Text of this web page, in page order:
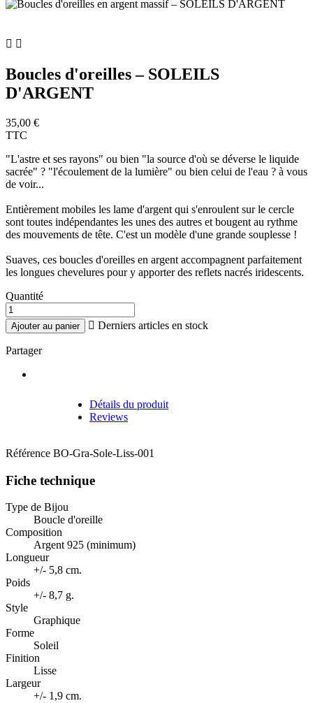
 
Boucles d'oreilles – SOLEILS
D'ARGENT
35,00 €
TTC
"L'astre et ses rayons" ou bien "la source d'où se déverse le liquide
sacrée" ? "l'écoulement de la lumière" ou bien celui de l'eau ? à vous
de voir...
Entièrement mobiles les lame d'argent qui s'enroulent sur le cercle
sont toutes indépendantes les unes des autres et bougent au rythme
des mouvements de tête. C'est un modèle d'une grande souplesse !
Suaves, ces boucles d'oreilles en argent accompagnent parfaitement
les longues chevelures pour y apporter des reflets nacrés iridescents.
Quantité
Ajouter au panier  Derniers articles en stock
Partager
Détails du produit
Reviews
Référence BO-Gra-Sole-Liss-001
Fiche technique
Type de Bijou
Boucle d'oreille
Composition
Argent 925 (minimum)
Longueur
+/- 5,8 cm.
Poids
+/- 8,7 g.
Style
Graphique
Forme
Soleil
Finition
Lisse
Largeur
+/- 1,9 cm.